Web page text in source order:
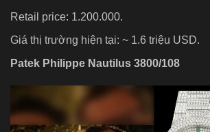
Retail price: 1.200.000.
Giá thị trường hiện tại: ~ 1.6 triệu USD.
Patek Philippe Nautilus 3800/108